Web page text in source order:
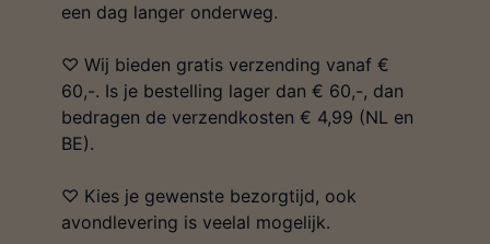
een dag langer onderweg.
♡ Wij bieden gratis verzending vanaf €
60,-. Is je bestelling lager dan € 60,-, dan
bedragen de verzendkosten € 4,99 (NL en
BE).
♡ Kies je gewenste bezorgtijd, ook
avondlevering is veelal mogelijk.